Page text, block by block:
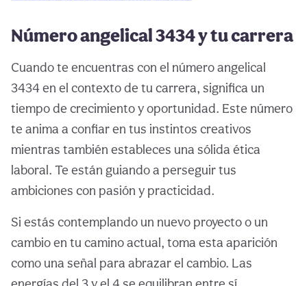
Número angelical 3434 y tu carrera
Cuando te encuentras con el número angelical
3434 en el contexto de tu carrera, significa un
tiempo de crecimiento y oportunidad. Este número
te anima a confiar en tus instintos creativos
mientras también estableces una sólida ética
laboral. Te están guiando a perseguir tus
ambiciones con pasión y practicidad.
Si estás contemplando un nuevo proyecto o un
cambio en tu camino actual, toma esta aparición
como una señal para abrazar el cambio. Las